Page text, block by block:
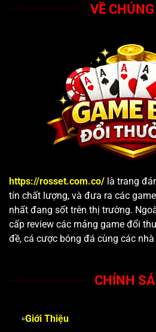
VỀ
https://rosset.com.co/ là trang
tín chất lượng, và đưa ra các
nhất đang sốt trên thị trường.
cấp review các mảng game đổi
đề, cá cược bóng đá cùng các
CHÍNH
▫️Giới Thiệu